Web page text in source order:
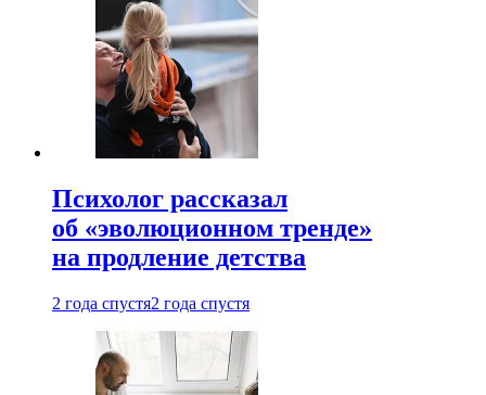
Психолог рассказал
об «эволюционном тренде»
на продление детства
2 года спустя2 года спустя